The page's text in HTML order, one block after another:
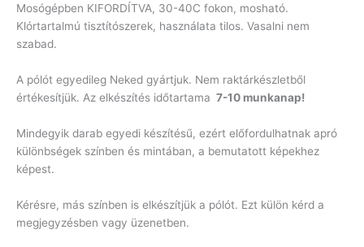
Mosógépben KIFORDÍTVA, 30-40C fokon, mosható.
Klórtartalmú tisztítószerek, használata tilos. Vasalni nem
szabad.
A pólót egyedileg Neked gyártjuk. Nem raktárkészletből
értékesítjük. Az elkészítés időtartama 7-10 munkanap!
Mindegyik darab egyedi készítésű, ezért előfordulhatnak apró
különbségek színben és mintában, a bemutatott képekhez
képest.
Kérésre, más színben is elkészítjük a pólót. Ezt külön kérd a
megjegyzésben vagy üzenetben.